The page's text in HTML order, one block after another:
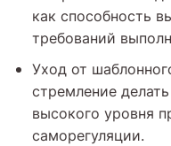
как способность
требований
Уход от
стремление
высокого уровня
саморегуляции.